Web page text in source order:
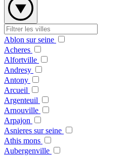
Ablon sur seine
Acheres
Alfortville
Andresy
Antony
Arcueil
Argenteuil
Arnouville
Arpajon
Asnieres sur seine
Athis mons
Aubergenville